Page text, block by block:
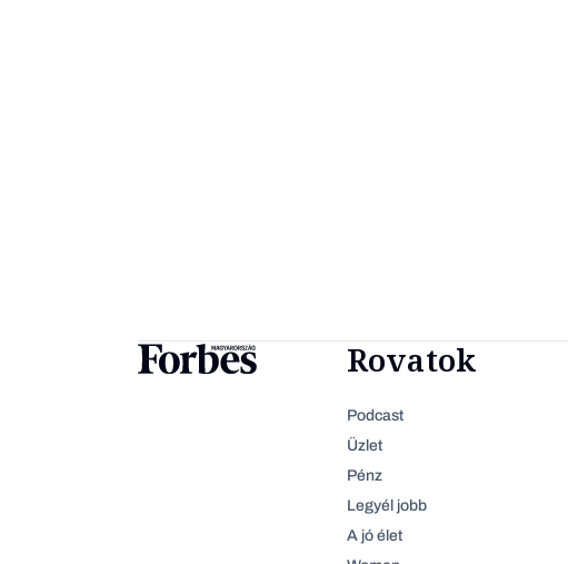
Rovatok
Podcast
Üzlet
Pénz
Legyél jobb
A jó élet